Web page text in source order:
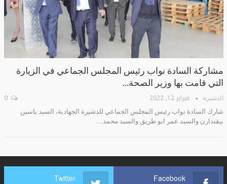
مشاركة السادة نواب رئيس المجلس الجماعي في الزيارة
التي قامت بها وزير الصحة…
الدشيرة فبراير 12, 2022 0
شارك السادة نواب رئيس المجلس الجماعي للدشيرة الجهادية، السيد ياسين
بيقندارن والسيد عمر ابو طريق والسيد محمد…
Facebook
Twitter